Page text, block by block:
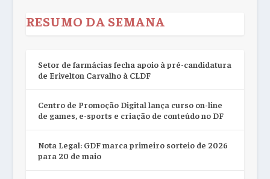
RESUMO DA SEMANA
Setor de farmácias fecha apoio à pré-candidatura
de Erivelton Carvalho à CLDF
Centro de Promoção Digital lança curso on-line
de games, e-sports e criação de conteúdo no DF
Nota Legal: GDF marca primeiro sorteio de 2026
para 20 de maio